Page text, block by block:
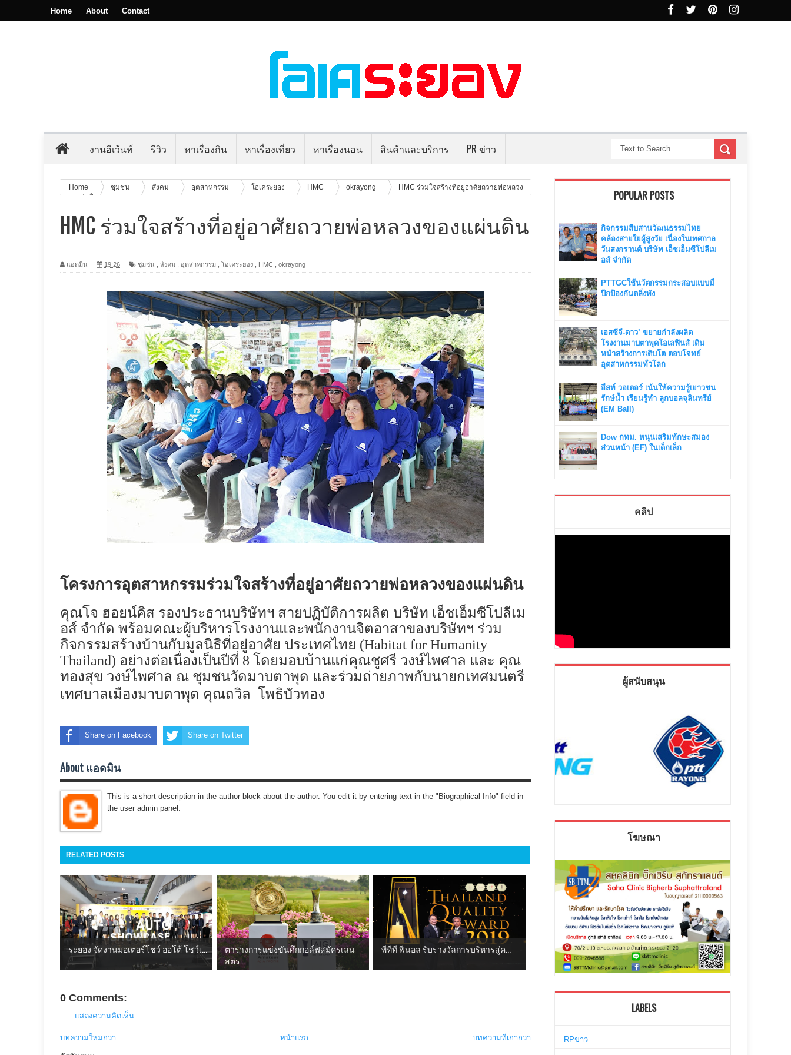
Home About Contact
งานอีเว้นท์ รีวิว หาเรื่องกิน หาเรื่องเที่ยว หาเรื่องนอน สินค้าและบริการ PR ข่าว
Home ชุมชน สังคม อุตสาหกรรม โอเคระยอง HMC okrayong
HMC ร่วมใจสร้างที่อยู่อาศัยถวายพ่อหลวง
ของแผ่นดิน
HMC ร่วมใจสร้างที่อยู่อาศัยถวายพ่อหลวงของแผ่นดิน
แอดมิน 19:26 ชุมชน สังคม อุตสาหกรรม โอเคระยอง HMC okrayong
โครงการอุตสาหกรรมร่วมใจสร้างที่อยู่อาศัยถวายพ่อหลวงของแผ่นดิน
คุณโจ ฮอยน์คิส รองประธานบริษัทฯ สายปฏิบัติการผลิต บริษัท เอ็ชเอ็มซีโปลีเม
อส์ จำกัด พร้อมคณะผู้บริหารโรงงานและพนักงานจิตอาสาของบริษัทฯ ร่วม
กิจกรรมสร้างบ้านกับมูลนิธิที่อยู่อาศัย ประเทศไทย (Habitat for Humanity
Thailand) อย่างต่อเนื่องเป็นปีที่ 8 โดยมอบบ้านแก่คุณชูศรี วงษ์ไพศาล และ คุณ
ทองสุข วงษ์ไพศาล ณ ชุมชนวัดมาบตาพุด และร่วมถ่ายภาพกับนายกเทศมนตรี
เทศบาลเมืองมาบตาพุด คุณถวิล โพธิบัวทอง
Share on Facebook Share on Twitter
About แอดมิน
This is a short description in the author block about the author. You edit it by entering text in the "Biographical Info" field in
the user admin panel.
RELATED POSTS
ระยอง จัดงานมอเตอร์โชว์ ออโต้ โชว์เ...
ตารางการแข่งขันศึกกอล์ฟสมัครเล่น
สตร...
พีทีที ฟีนอล รับรางวัลการบริหารสู่ค...
0 Comments:
แสดงความคิดเห็น
บทความใหม่กว่า บทความที่เก่ากว่า
หน้าแรก
POPULAR POSTS
กิจกรรมสืบสานวัฒนธรรมไทย
คล้องสายใยผู้สูงวัย เนื่องในเทศกาล
วันสงกรานต์ บริษัท เอ็ชเอ็มซีโปลีเม
อส์ จำกัด
PTTGCใช้นวัตกรรมกระสอบแบบมี
ปีกป้องกันตลิ่งพัง
เอสซีจี-ดาว’ ขยายกำลังผลิต
โรงงานมาบตาพุดโอเลฟินส์ เดิน
หน้าสร้างการเติบโต ตอบโจทย์
อุตสาหกรรมทั่วโลก
อีสท์ วอเตอร์ เน้นให้ความรู้เยาวชน
รักษ์น้ำ เรียนรู้ทำ ลูกบอลจุลินทรีย์
(EM Ball)
Dow กทม. หนุนเสริมทักษะสมอง
ส่วนหน้า (EF) ในเด็กเล็ก
คลิป
ผู้สนับสนุน
โฆษณา
LABELS
RPข่าว